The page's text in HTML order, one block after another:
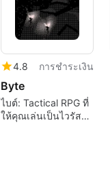
4.8 การชำระเงิน
Byte
ไบต์: Tactical RPG ที่
ให้คุณเล่นเป็นไวรัส